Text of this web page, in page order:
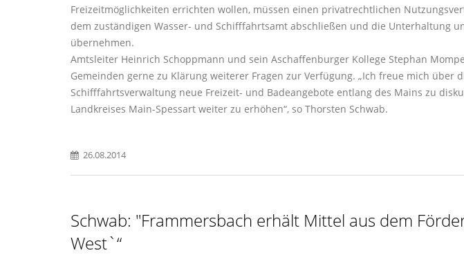
Freizeitmöglichkeiten errichten wollen, müssen einen privatrechtlichen
dem zuständigen Wasser- und Schifffahrtsamt abschließen und die Unterhaltung
übernehmen.
Amtsleiter Heinrich Schoppmann und sein Aschaffenburger Kollege Stephan
Gemeinden gerne zu Klärung weiterer Fragen zur Verfügung. „Ich freue mich über
Schifffahrtsverwaltung neue Freizeit- und Badeangebote entlang des Mains zu
Landkreises Main-Spessart weiter zu erhöhen“, so Thorsten Schwab.
26.08.2014
Schwab: "Frammersbach erhält Mittel aus dem
West`“